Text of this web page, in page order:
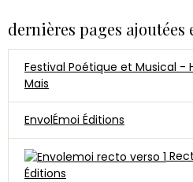
dernières pages ajoutées
Festival Poétique et Musical -
Mais
EnvolÉmoi Éditions
Éditions